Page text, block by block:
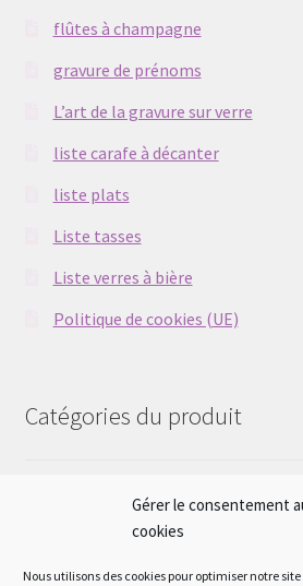
Gérer le consentement
cookies
Nous utilisons des cookies pour optimiser notre
flûtes à champagne
gravure de prénoms
L’art de la gravure sur verre
liste carafe à décanter
liste plats
Liste tasses
Liste verres à bière
Politique de cookies (UE)
Catégories du produit
Sélectionner une catégorie